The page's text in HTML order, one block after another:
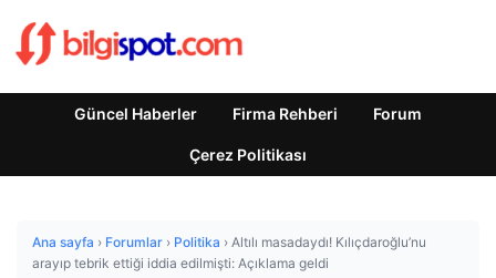
Güncel Haberler Firma Rehberi Forum
Çerez Politikası
Ana sayfa › Forumlar › Politika › Altılı masadaydı! Kılıçdaroğlu’nu
arayıp tebrik ettiği iddia edilmişti: Açıklama geldi